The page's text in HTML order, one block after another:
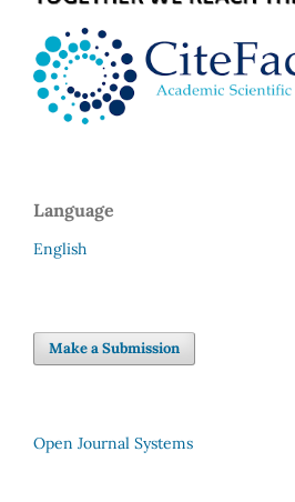
Language
English
Make a Submission
Open Journal Systems